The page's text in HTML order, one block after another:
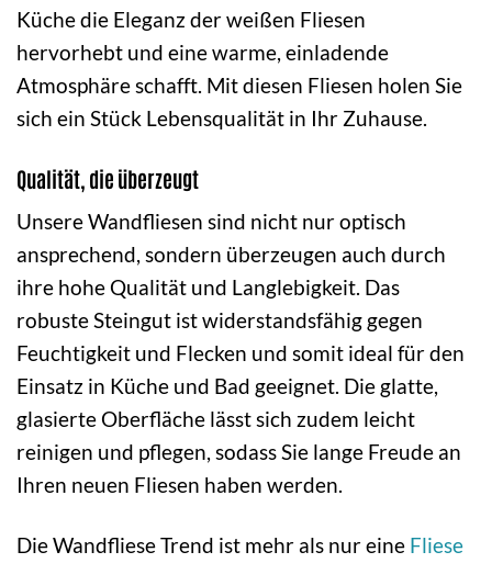
Küche die Eleganz der weißen Fliesen
hervorhebt und eine warme, einladende
Atmosphäre schafft. Mit diesen Fliesen holen Sie
sich ein Stück Lebensqualität in Ihr Zuhause.
Qualität, die überzeugt
Unsere Wandfliesen sind nicht nur optisch
ansprechend, sondern überzeugen auch durch
ihre hohe Qualität und Langlebigkeit. Das
robuste Steingut ist widerstandsfähig gegen
Feuchtigkeit und Flecken und somit ideal für den
Einsatz in Küche und Bad geeignet. Die glatte,
glasierte Oberfläche lässt sich zudem leicht
reinigen und pflegen, sodass Sie lange Freude an
Ihren neuen Fliesen haben werden.
Die Wandfliese Trend ist mehr als nur eine Fliese